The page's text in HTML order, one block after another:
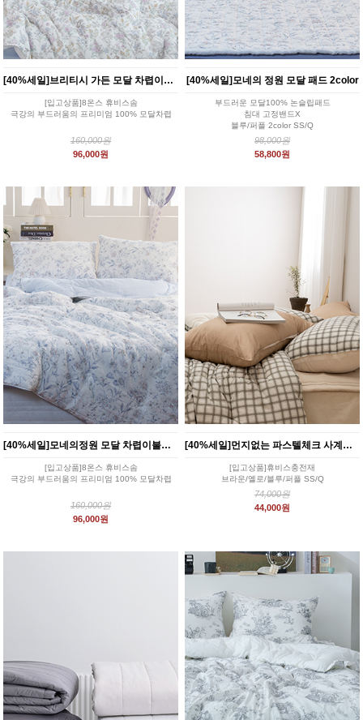
[40%세일]브리티시 가든 모달 차렵이불세트 2color
[입고상품]8온스 휴비스솜
극강의 부드러움의 프리미엄 100% 모달차렵
160,000원
96,000원
[40%세일]모네의 정원 모달 패드 2color
부드러운 모달100% 논슬립패드
침대 고정밴드X
블루/퍼플 2color SS/Q
98,000원
58,800원
[40%세일]모네의정원 모달 차렵이불세트 2color
[입고상품]8온스 휴비스솜
극강의 부드러움의 프리미엄 100% 모달차렵
160,000원
96,000원
[40%세일]먼지없는 파스텔체크 사계절 차렵이불 4color
[입고상품]휴비스충전재
브라운/옐로/블루/퍼플 SS/Q
74,000원
44,000원